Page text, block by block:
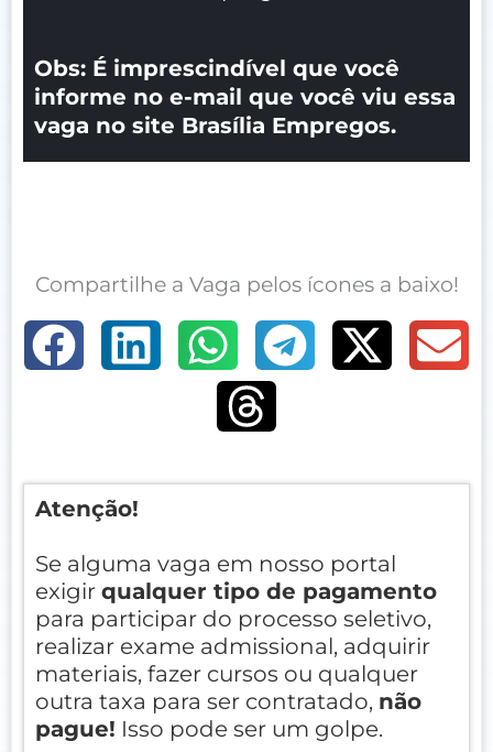
Obs: É imprescindível que você
informe no e-mail que você viu essa
vaga no site Brasília Empregos.
Compartilhe a Vaga pelos ícones a baixo!
Atenção!
Se alguma vaga em nosso portal
exigir qualquer tipo de pagamento
para participar do processo seletivo,
realizar exame admissional, adquirir
materiais, fazer cursos ou qualquer
outra taxa para ser contratado, não
pague! Isso pode ser um golpe.